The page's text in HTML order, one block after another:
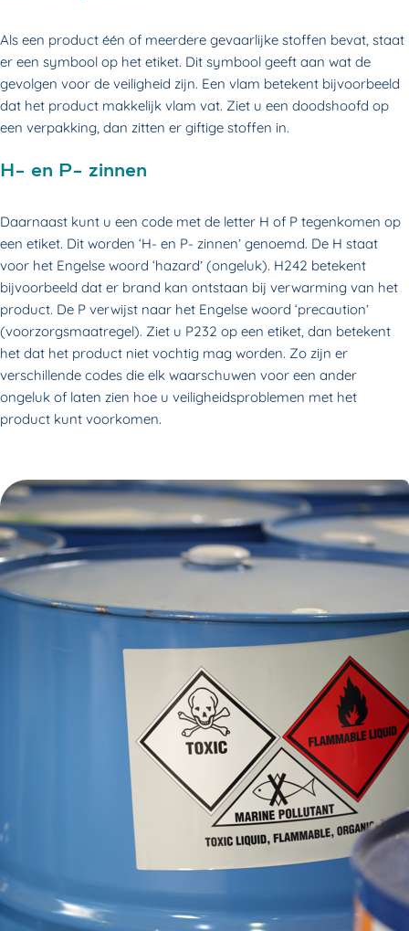
Als een product één of meerdere gevaarlijke stoffen bevat, staat
er een symbool op het etiket. Dit symbool geeft aan wat de
gevolgen voor de veiligheid zijn. Een vlam betekent bijvoorbeeld
dat het product makkelijk vlam vat. Ziet u een doodshoofd op
een verpakking, dan zitten er giftige stoffen in.
H- en P- zinnen
Daarnaast kunt u een code met de letter H of P tegenkomen op
een etiket. Dit worden ‘H- en P- zinnen’ genoemd. De H staat
voor het Engelse woord ‘hazard’ (ongeluk). H242 betekent
bijvoorbeeld dat er brand kan ontstaan bij verwarming van het
product. De P verwijst naar het Engelse woord ‘precaution’
(voorzorgsmaatregel). Ziet u P232 op een etiket, dan betekent
het dat het product niet vochtig mag worden. Zo zijn er
verschillende codes die elk waarschuwen voor een ander
ongeluk of laten zien hoe u veiligheidsproblemen met het
product kunt voorkomen.